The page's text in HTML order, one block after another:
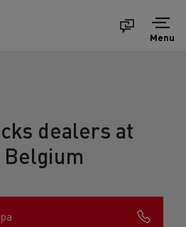
Menu
dealers at
Belgium